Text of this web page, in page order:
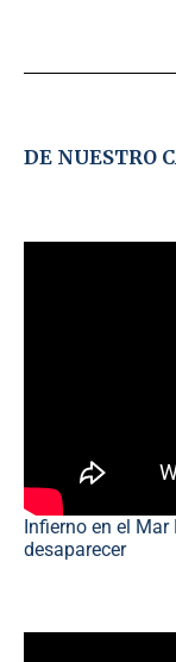
DE NUESTRO
Infierno en el
desaparecer